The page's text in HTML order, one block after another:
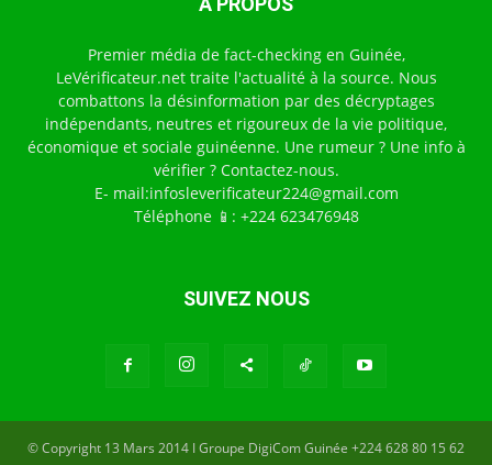
Premier média de fact-checking en Guinée,
LeVérificateur.net traite l'actualité à la source. Nous
combattons la désinformation par des décryptages
indépendants, neutres et rigoureux de la vie politique,
économique et sociale guinéenne. Une rumeur ? Une info à
vérifier ? Contactez-nous.
E- mail:infosleverificateur224@gmail.com
Téléphone 📱: +224 623476948
SUIVEZ NOUS
© Copyright 13 Mars 2014 I Groupe DigiCom Guinée +224 628 80 15 62